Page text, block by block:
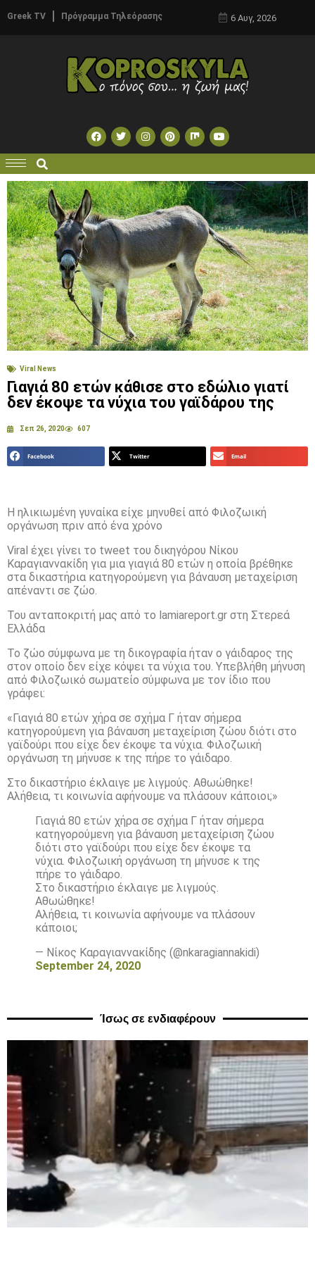
Greek TV Πρόγραμμα Τηλεόρασης 6 Αυγ, 2026
Viral News
Γιαγιά 80 ετών κάθισε στο εδώλιο γιατί
δεν έκοψε τα νύχια του γαϊδάρου της
Σεπ 26, 2020 607
Facebook Twitter Email
Η ηλικιωμένη γυναίκα είχε μηνυθεί από Φιλοζωική
οργάνωση πριν από ένα χρόνο
Viral έχει γίνει το tweet του δικηγόρου Νίκου
Καραγιαννακίδη για μια γιαγιά 80 ετών η οποία βρέθηκε
στα δικαστήρια κατηγορούμενη για βάναυση μεταχείριση
απέναντι σε ζώο.
Του ανταποκριτή μας από το lamiareport.gr στη Στερεά
Ελλάδα
Το ζώο σύμφωνα με τη δικογραφία ήταν ο γάιδαρος της
στον οποίο δεν είχε κόψει τα νύχια του. Υπεβλήθη μήνυση
από Φιλοζωικό σωματείο σύμφωνα με τον ίδιο που
γράφει:
«Γιαγιά 80 ετών χήρα σε σχήμα Γ ήταν σήμερα
κατηγορούμενη για βάναυση μεταχείριση ζώου διότι στο
γαϊδούρι που είχε δεν έκοψε τα νύχια. Φιλοζωική
οργάνωση τη μήνυσε κ της πήρε το γάιδαρο.
Στο δικαστήριο έκλαιγε με λιγμούς. Αθωώθηκε!
Αλήθεια, τι κοινωνία αφήνουμε να πλάσουν κάποιοι;»
Γιαγιά 80 ετών χήρα σε σχήμα Γ ήταν σήμερα
κατηγορούμενη για βάναυση μεταχείριση ζώου
διότι στο γαϊδούρι που είχε δεν έκοψε τα
νύχια. Φιλοζωική οργάνωση τη μήνυσε κ της
πήρε το γάιδαρο.
Στο δικαστήριο έκλαιγε με λιγμούς.
Αθωώθηκε!
Αλήθεια, τι κοινωνία αφήνουμε να πλάσουν
κάποιοι;
— Νίκος Καραγιαννακίδης (@nkaragiannakidi)
September 24, 2020
Ίσως σε ενδιαφέρουν